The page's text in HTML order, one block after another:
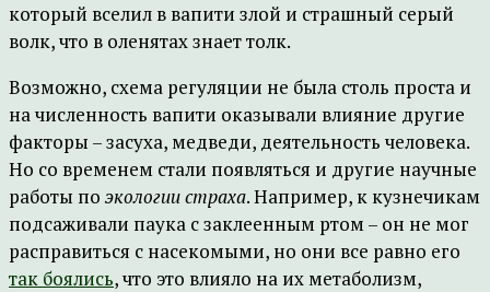
который вселил в вапити злой и страшный серый
волк, что в оленятах знает толк.
Возможно, схема регуляции не была столь проста и
на численность вапити оказывали влияние другие
факторы – засуха, медведи, деятельность человека.
Но со временем стали появляться и другие научные
работы по экологии страха. Например, к кузнечикам
подсаживали паука с заклеенным ртом – он не мог
расправиться с насекомыми, но они все равно его
так боялись, что это влияло на их метаболизм,